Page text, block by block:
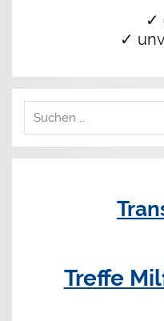
✓
✓
Treffe